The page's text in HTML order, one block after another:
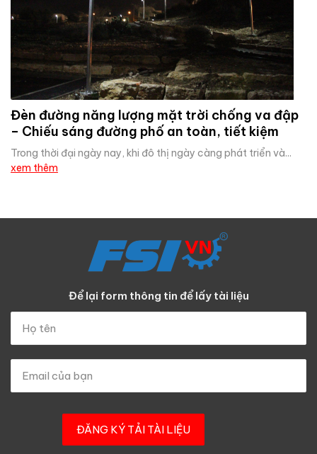
Đèn đường năng lượng mặt trời chống va đập
– Chiếu sáng đường phố an toàn, tiết kiệm
Trong thời đại ngày nay, khi đô thị ngày càng phát triển và...
xem thêm
Để lại form thông tin để lấy tài liệu